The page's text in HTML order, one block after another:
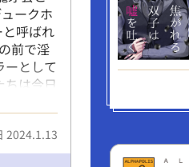
ークホ
呼ばれ
前で淫
ーとして
は今日
れる
2024.1.13